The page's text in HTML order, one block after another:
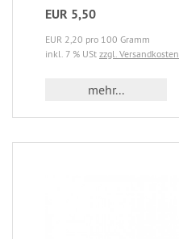
EUR 5,50
EUR 2,20 pro 100 Gramm
inkl. 7 % USt zzgl. Versandkosten
mehr...